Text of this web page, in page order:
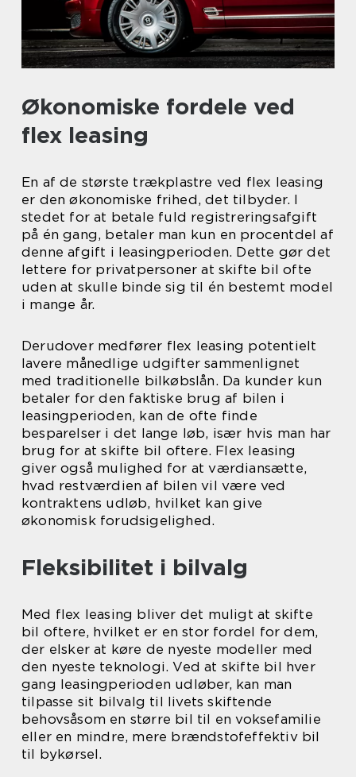
Økonomiske fordele ved
flex leasing
En af de største trækplastre ved flex leasing
er den økonomiske frihed, det tilbyder. I
stedet for at betale fuld registreringsafgift
på én gang, betaler man kun en procentdel af
denne afgift i leasingperioden. Dette gør det
lettere for privatpersoner at skifte bil ofte
uden at skulle binde sig til én bestemt model
i mange år.
Derudover medfører flex leasing potentielt
lavere månedlige udgifter sammenlignet
med traditionelle bilkøbslån. Da kunder kun
betaler for den faktiske brug af bilen i
leasingperioden, kan de ofte finde
besparelser i det lange løb, især hvis man har
brug for at skifte bil oftere. Flex leasing
giver også mulighed for at værdiansætte,
hvad restværdien af bilen vil være ved
kontraktens udløb, hvilket kan give
økonomisk forudsigelighed.
Fleksibilitet i bilvalg
Med flex leasing bliver det muligt at skifte
bil oftere, hvilket er en stor fordel for dem,
der elsker at køre de nyeste modeller med
den nyeste teknologi. Ved at skifte bil hver
gang leasingperioden udløber, kan man
tilpasse sit bilvalg til livets skiftende
behovsåsom en større bil til en voksefamilie
eller en mindre, mere brændstofeffektiv bil
til bykørsel.